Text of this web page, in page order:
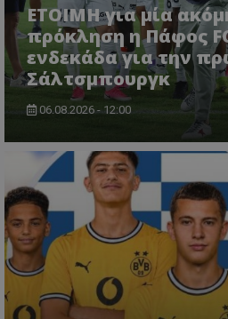
ΕΤΟΙΜΗ για μία
πρόκληση η Πάφος
ενδεκάδα για την
Σάλτσμπουργκ
06.08.2026 - 12:00